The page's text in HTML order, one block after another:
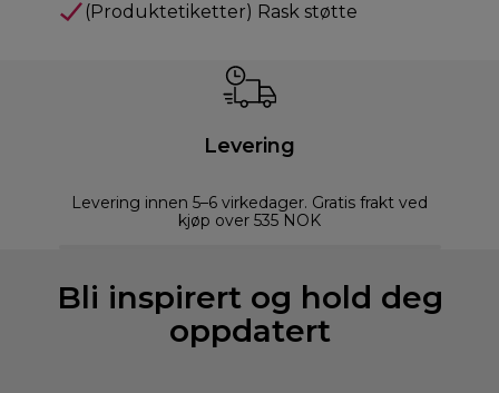
(Produktetiketter) Rask støtte
Levering
Levering innen 5–6 virkedager. Gratis frakt ved
kjøp over 535 NOK
Bli inspirert og hold deg
oppdatert